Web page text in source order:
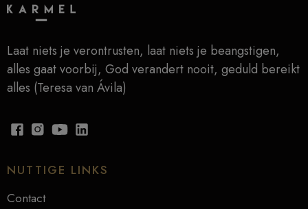
Laat niets je verontrusten, laat niets je beangstigen,
alles gaat voorbij, God verandert nooit, geduld bereikt
alles (Teresa van Ávila)
NUTTIGE LINKS
Contact